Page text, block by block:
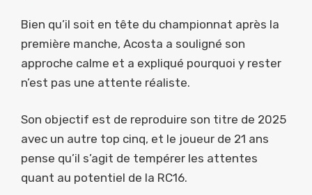
Bien qu’il soit en tête du championnat après la
première manche, Acosta a souligné son
approche calme et a expliqué pourquoi y rester
n’est pas une attente réaliste.
Son objectif est de reproduire son titre de 2025
avec un autre top cinq, et le joueur de 21 ans
pense qu’il s’agit de tempérer les attentes
quant au potentiel de la RC16.